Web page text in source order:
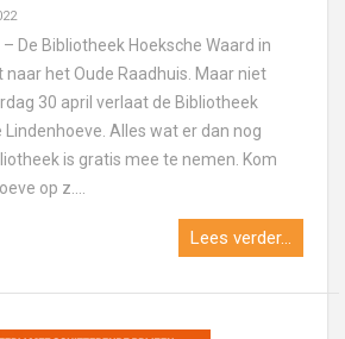
– De Bibliotheek Hoeksche Waard in
naar het Oude Raadhuis. Maar niet
30 april verlaat de Bibliotheek
Lindenhoeve. Alles wat er dan nog
is gratis mee te nemen. Kom
op z....
Lees verder...